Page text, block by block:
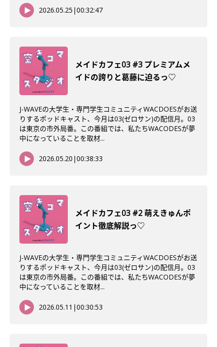
2026.05.25 |00:32:47
メイドカフェ03 #3 プレミアムメ
イドの誇りと葛藤に迫るっ♡
J-WAVEの大学生・専門学生コミュニティWACDOESがお送
りするポッドキャスト、今月は03(ゼロサン)の配信月。03
は東京の市外局番。この番組では、私たちWACODESが夢
中になっていることを取材...
2026.05.20 |00:38:33
メイドカフェ03 #2 萌えきゅんポ
イント徹底解説っ♡
J-WAVEの大学生・専門学生コミュニティWACDOESがお送
りするポッドキャスト、今月は03(ゼロサン)の配信月。03
は東京の市外局番。この番組では、私たちWACODESが夢
中になっていることを取材...
2026.05.11 |00:30:53